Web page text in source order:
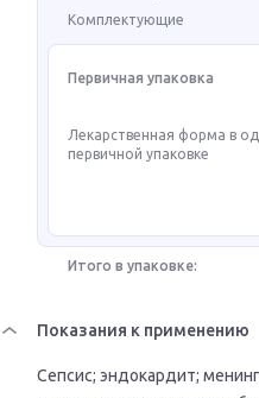
Комплектующие
Первичная упаковка
Лекарственная форма в
первичной упаковке
Итого в упаковке:
Показания к применению
Сепсис; эндокардит;